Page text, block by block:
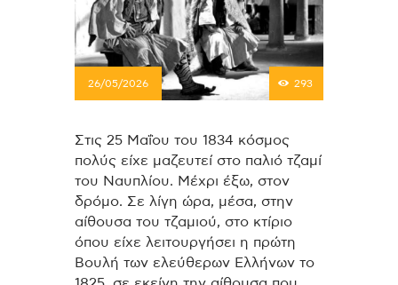
26/05/2026 293
Στις 25 Μαΐου του 1834 κόσμος
πολύς είχε μαζευτεί στο παλιό τζαμί
του Ναυπλίου. Μέχρι έξω, στον
δρόμο. Σε λίγη ώρα, μέσα, στην
αίθουσα του τζαμιού, στο κτίριο
όπου είχε λειτουργήσει η πρώτη
Βουλή των ελεύθερων Ελλήνων το